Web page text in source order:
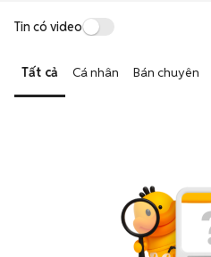
Tin có video
Tất cả Cá nhân Bán chuyên